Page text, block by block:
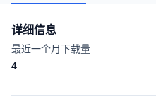
详细信息
最近一个月下载量
4